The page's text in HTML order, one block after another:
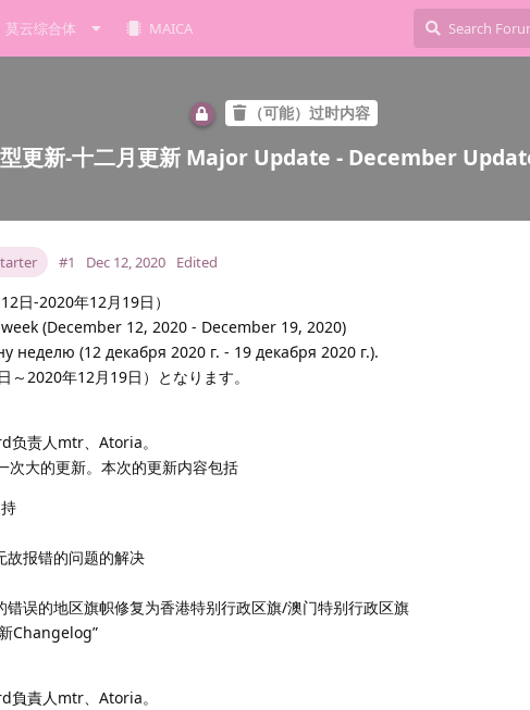
莫云综合体 MAICA
（可能）过时内容
更新-十二月更新 Major Update - December
#1 Dec 12, 2020 Edited
日-2020年12月19日）
(December 12, 2020 - December 19, 2020)
неделю (12 декабря 2020 г. - 19 декабря 2020 г.).
2020年12月19日）となります。
负责人mtr、Atoria。
次大的更新。本次的更新内容包括
故报错的问题的解决
错误的地区旗帜修复为香港特别行政区旗/澳门特别行政区旗
Changelog”
負責人mtr、Atoria。